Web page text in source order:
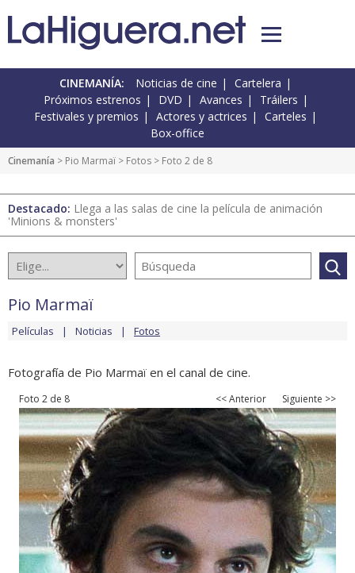
CINEMANÍA: Noticias de cine
Cartelera
Próximos estrenos
DVD Avances
Tráilers
Festivales y premios
Actores y actrices
Carteles
Box-office
Cinemanía > Pio Marmaï > Fotos > Foto 2 de 8
Destacado: Llega a las salas de cine la película de animación
'Minions & monsters'
Pio Marmaï
Películas Noticias Fotos
Fotografía de Pio Marmaï en el canal de cine.
Foto 2 de 8 << Anterior Siguiente >>